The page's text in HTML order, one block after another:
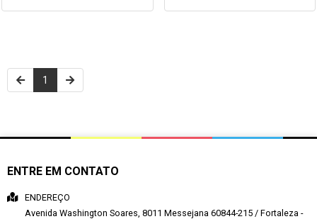
1
ENTRE EM CONTATO
ENDEREÇO
Avenida Washington Soares, 8011 Messejana 60844-215 / Fortaleza -